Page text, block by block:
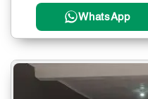
WhatsApp